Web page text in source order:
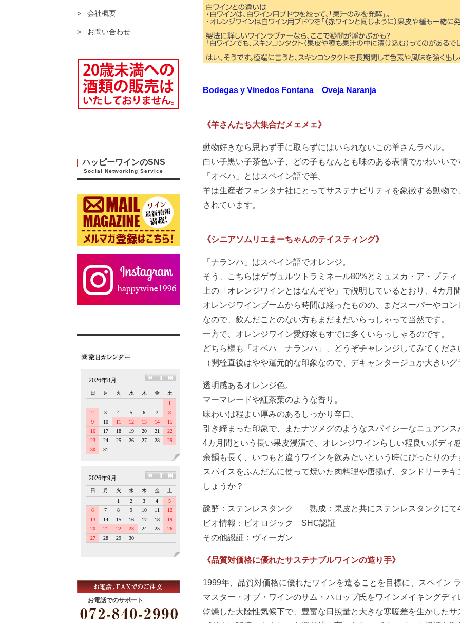
会社概要
お問い合わせ
ハッピーワインのSNS
Social Networking Service
お電話でのサポート
Bodegas y Vinedos Fontana Oveja Naranja
《羊さんたち大集合だメェメェ》
動物好きなら思わず手に取らずにはいられないこの羊さんラベル。
白い子黒い子茶色い子、どの子もなんとも味のある表情でかわいいで
「オベハ」とはスペイン語で羊。
羊は生産者フォンタナ社にとってサステナビリティを象徴する動物
されています。
《シニアソムリエまーちゃんのテイスティング》
「ナランハ」はスペイン語でオレンジ。
そう、こちらはゲヴュルツトラミネール80%とミュスカ・ア・プテ
上の「オレンジワインとはなんぞや」で説明しているとおり、4カ月
オレンジワインブームから時間は経ったものの、まだスーパーやコ
なので、飲んだことのない方もまだまだいらっしゃって当然です。
一方で、オレンジワイン愛好家もすでに多くいらっしゃるのです。
どちら様も「オベハ ナランハ」、どうぞチャレンジしてみてくださ
（開栓直後はやや還元的な印象なので、デキャンタージュか大きい
透明感あるオレンジ色。
マーマレードや紅茶葉のような香り。
味わいは程よい厚みのあるしっかり辛口。
引き締まった印象で、またナツメグのようなスパイシーなニュアンス
4カ月間という長い果皮浸漬で、オレンジワインらしい程良いボディ
余韻も長く、いつもと違うワインを飲みたいという時にぴったりのチ
スパイスをふんだんに使って焼いた肉料理や唐揚げ、タンドリーチ
しょうか？
醗酵：ステンレスタンク 熟成：果皮と共にステンレスタンクにて
ビオ情報：ビオロジック SHC認証
その他認証：ヴィーガン
《品質対価格に優れたサステナブルワインの造り手》
1999年、品質対価格に優れたワインを造ることを目標に、スペイン
マスター・オブ・ワインのサム・ハロップ氏をワインメイキングデ
乾燥した大陸性気候下で、豊富な日照量と大きな寒暖差を生かした